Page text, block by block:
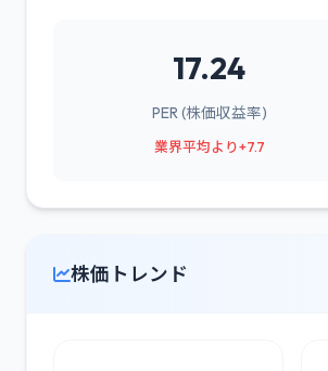
17.24
PER (株価収益率)
業界平均より+7.7
株価トレンド